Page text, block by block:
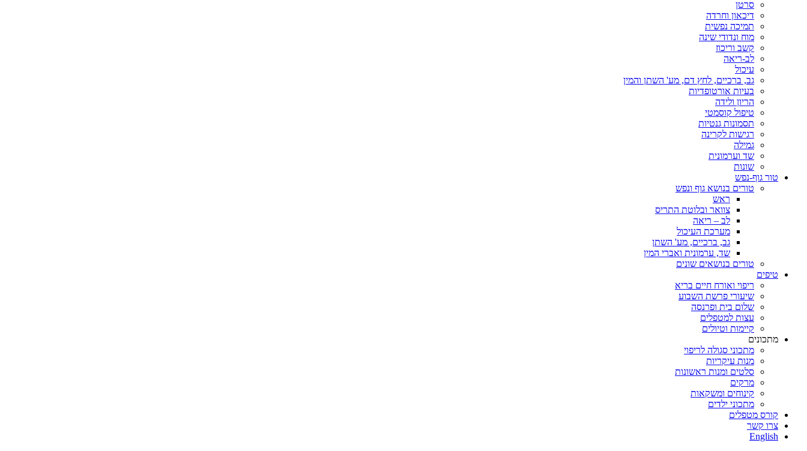
סרטן
דיכאון וחרדה
תמיכה נפשית
מוח ונדודי שינה
קשב וריכוז
לב-ריאה
עיכול
גב, ברכיים, לחץ דם, מע' השתן והמין
בעיות אורטופדיות
הריון ולידה
טיפול קוסמטי
תסמונות גנטיות
רגישות לקרינה
גמילה
שד וערמונית
שונות
טור גוף-נפש
טורים בנושא גוף ונפש
ראש
צוואר ובלוטת התריס
לב – ריאה
מערכת העיכול
גב, ברכיים, מע' השתן
שד, ערמונית ואברי המין
טורים בנושאים שונים
טיפים
ריפוי ואורח חיים בריא
שיעורי פרשת השבוע
שלום בית ופרנסה
עצות למטפלים
קיימות וטיולים
מתכונים
מתכוני סגולה לריפוי
מנות עיקריות
סלטים ומנות ראשונות
מרקים
קינוחים ומשקאות
מתכוני ילדים
קורס מטפלים
צרו קשר
English